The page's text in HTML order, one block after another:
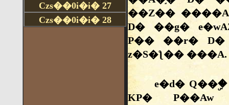
Czs��0i�i� 27
Czs��0i�i� 28